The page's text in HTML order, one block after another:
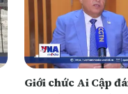
Giới chức Ai Cập